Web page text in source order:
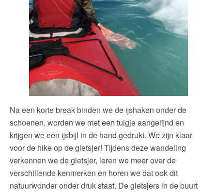
Na een korte break binden we de ijshaken onder de
schoenen, worden we met een tuigje aangelijnd en
krijgen we een ijsbijl in de hand gedrukt. We zijn klaar
voor de hike op de gletsjer! Tijdens deze wandeling
verkennen we de gletsjer, leren we meer over de
verschillende kenmerken en horen we dat ook dit
natuurwonder onder druk staat. De gletsjers in de buurt